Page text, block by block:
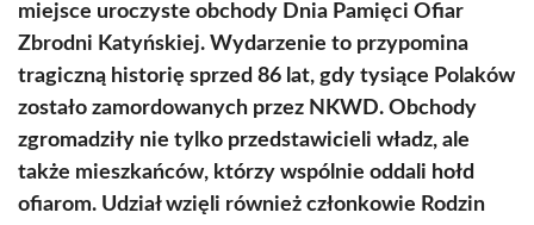
miejsce uroczyste obchody Dnia Pamięci Ofiar
Zbrodni Katyńskiej. Wydarzenie to przypomina
tragiczną historię sprzed 86 lat, gdy tysiące Polaków
zostało zamordowanych przez NKWD. Obchody
zgromadziły nie tylko przedstawicieli władz, ale
także mieszkańców, którzy wspólnie oddali hołd
ofiarom. Udział wzięli również członkowie Rodzin